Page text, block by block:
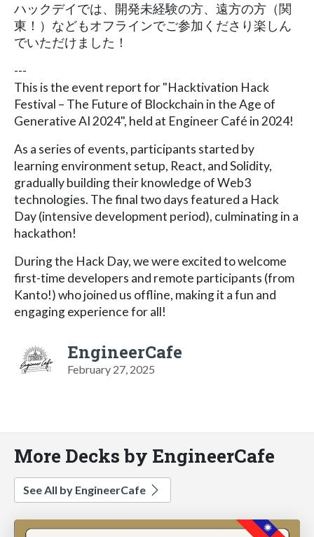
ハックデイでは、開発未経験の方、遠方の方（関
東！）などもオフラインでご参加くださり楽しん
でいただけました！
---
This is the event report for "Hacktivation Hack
Festival – The Future of Blockchain in the Age of
Generative AI 2024", held at Engineer Café in 2024!
As a series of events, participants started by
learning environment setup, React, and Solidity,
gradually building their knowledge of Web3
technologies. The final two days featured a Hack
Day (intensive development period), culminating in a
hackathon!
During the Hack Day, we were excited to welcome
first-time developers and remote participants (from
Kanto!) who joined us offline, making it a fun and
engaging experience for all!
EngineerCafe
February 27, 2025
More Decks by EngineerCafe
See All by EngineerCafe